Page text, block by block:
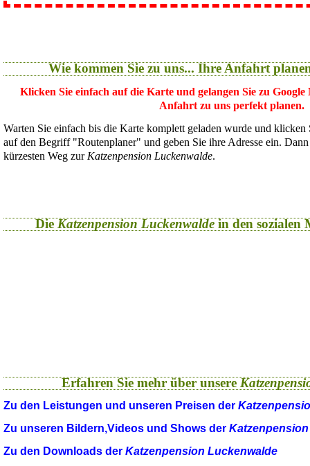
Wie kommen Sie zu uns... Ihre Anfahrt
Klicken Sie einfach auf die Karte und gelangen Sie zu
Anfahrt zu uns perfekt planen.
Warten Sie einfach bis die Karte komplett geladen wurde und
auf den Begriff "Routenplaner" und geben Sie ihre Adresse ein.
kürzesten Weg zur Katzenpension Luckenwalde.
Die Katzenpension Luckenwaldein den sozialen
Erfahren Sie mehr über unsere
Zu den Leistungen und unseren Preisen der
Zu unseren Bildern,Videos und Shows der
Zu den Downloads der Katzenpension Luckenwalde